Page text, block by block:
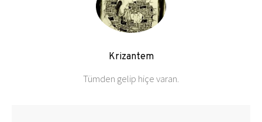
Krizantem
Tümden gelip hiçe varan.